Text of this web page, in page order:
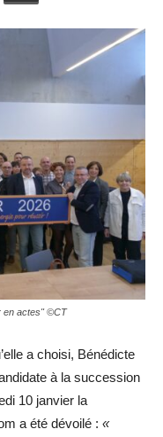
en actes" ©CT
a choisi, Bénédicte
à la succession
10 janvier la
a été dévoilé : «